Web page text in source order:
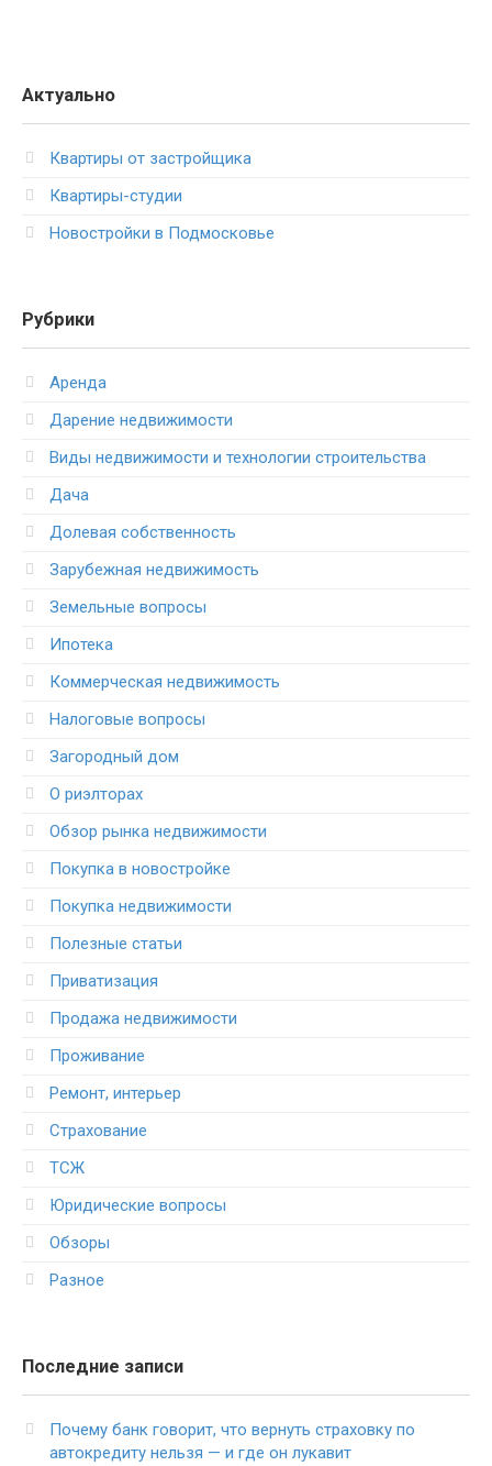
Актуально
Квартиры от застройщика
Квартиры-студии
Новостройки в Подмосковье
Рубрики
Аренда
Дарение недвижимости
Виды недвижимости и технологии строительства
Дача
Долевая собственность
Зарубежная недвижимость
Земельные вопросы
Ипотека
Коммерческая недвижимость
Налоговые вопросы
Загородный дом
О риэлторах
Обзор рынка недвижимости
Покупка в новостройке
Покупка недвижимости
Полезные статьи
Приватизация
Продажа недвижимости
Проживание
Ремонт, интерьер
Страхование
ТСЖ
Юридические вопросы
Обзоры
Разное
Последние записи
Почему банк говорит, что вернуть страховку по
автокредиту нельзя — и где он лукавит